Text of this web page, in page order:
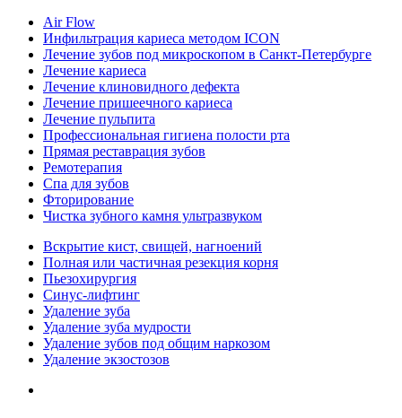
Air Flow
Инфильтрация кариеса методом ICON
Лечение зубов под микроскопом в Санкт-Петербурге
Лечение кариеса
Лечение клиновидного дефекта
Лечение пришеечного кариеса
Лечение пульпита
Профессиональная гигиена полости рта
Прямая реставрация зубов
Ремотерапия
Спа для зубов
Фторирование
Чистка зубного камня ультразвуком
Вскрытие кист, свищей, нагноений
Полная или частичная резекция корня
Пьезохирургия
Синус-лифтинг
Удаление зуба
Удаление зуба мудрости
Удаление зубов под общим наркозом
Удаление экзостозов